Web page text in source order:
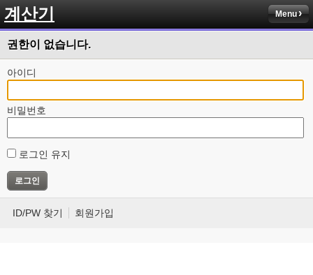
계산기 Menu
권한이 없습니다.
아이디
비밀번호
로그인 유지
ID/PW 찾기 회원가입